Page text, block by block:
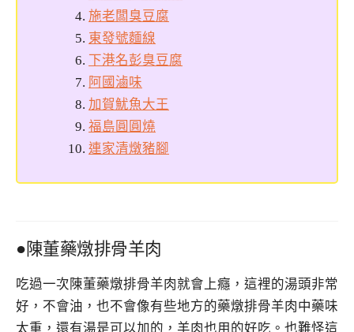
施老闆臭豆腐
東發號麵線
下港名彭臭豆腐
阿國滷味
加賀魷魚大王
福島圓圓燒
連家清燉豬腳
●陳董藥燉排骨羊肉
吃過一次陳董藥燉排骨羊肉就會上癮，這裡的湯頭非常
好，不會油，也不會像有些地方的藥燉排骨羊肉中藥味
太重，還有湯是可以加的，羊肉也用的好吃。也難怪這